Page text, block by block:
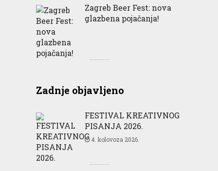
Zagreb Beer Fest: nova
glazbena pojačanja!
Zadnje objavljeno
FESTIVAL KREATIVNOG
PISANJA 2026.
4. kolovoza 2026.